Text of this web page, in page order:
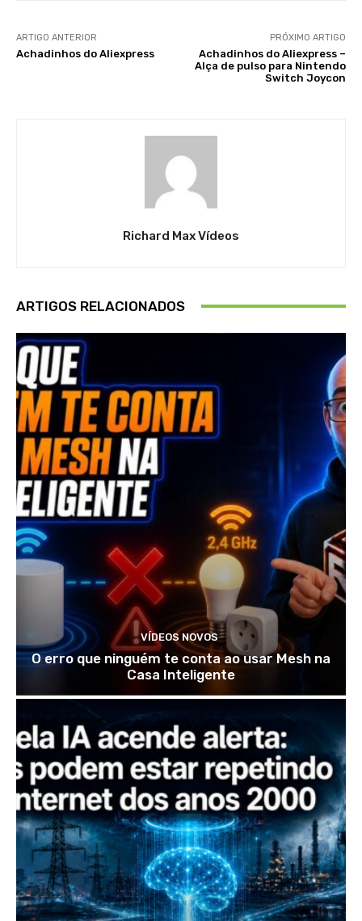
ARTIGO ANTERIOR
Achadinhos do Aliexpress
PRÓXIMO ARTIGO
Achadinhos do Aliexpress –
Alça de pulso para Nintendo
Switch Joycon
Richard Max Vídeos
ARTIGOS RELACIONADOS
VÍDEOS NOVOS
O erro que ninguém te conta ao usar Mesh na
Casa Inteligente